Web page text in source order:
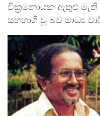
වික්‍රමනායක ඇතුළු
සහභාගී වූ බව මාධ්‍ය